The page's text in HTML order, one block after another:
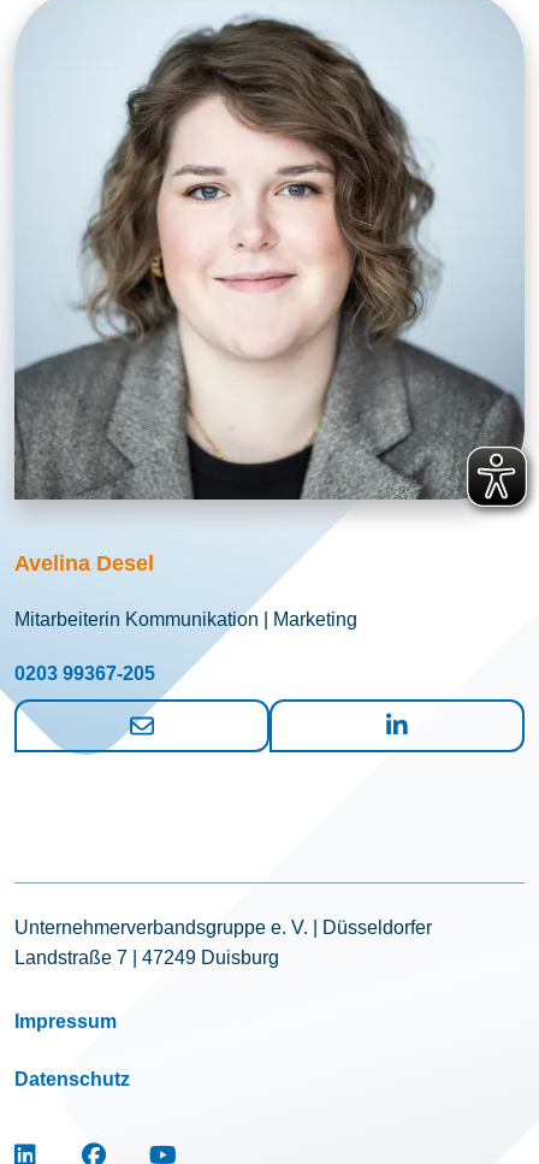
Avelina Desel
Mitarbeiterin Kommunikation | Marketing
0203 99367-205
Unternehmerverbandsgruppe e. V. | Düsseldorfer
Landstraße 7 | 47249 Duisburg
Impressum
Datenschutz